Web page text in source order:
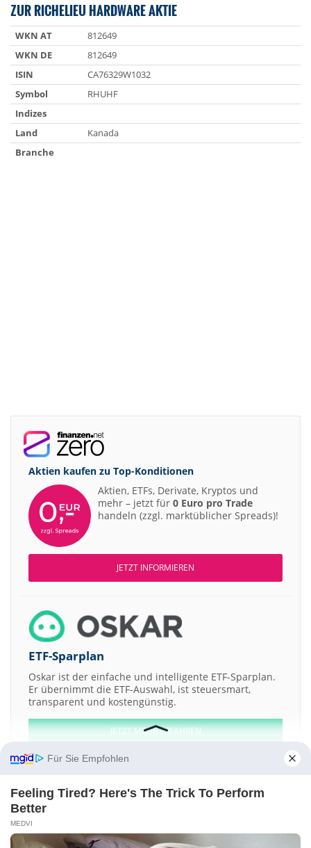
ZUR RICHELIEU HARDWARE AKTIE
WKN AT
812649
WKN DE
812649
ISIN
CA76329W1032
Symbol
RHUHF
Indizes
Land
Kanada
Branche
Aktien kaufen zu Top-Konditionen
Aktien, ETFs, Derivate, Kryptos und
mehr – jetzt für 0 Euro pro Trade
handeln (zzgl. marktüblicher Spreads)!
JETZT INFORMIEREN
ETF-Sparplan
Oskar ist der einfache und intelligente ETF-Sparplan.
Er übernimmt die ETF-Auswahl, ist steuersmart,
transparent und kostengünstig.
JETZT MEHR ERFAHREN
Aktien ATX
Für Sie Empfohlen
Feeling Tired? Here's The Trick To Perform
Better
MEDVI